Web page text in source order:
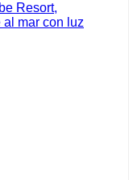
Resort,
mar con luz